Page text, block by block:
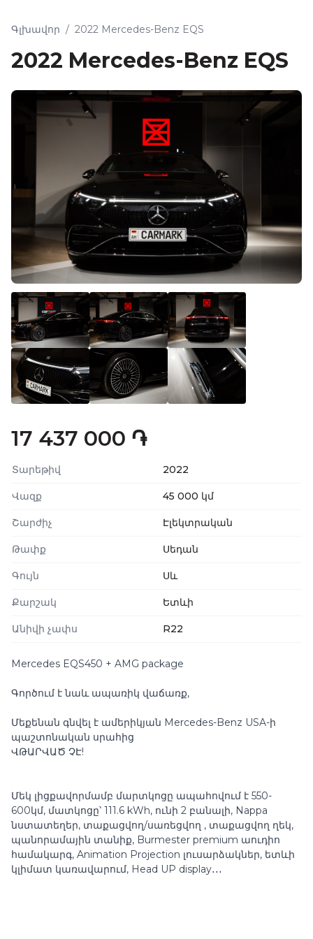
Գլխավոր / 2022 Mercedes-Benz EQS
2022 Mercedes-Benz EQS
17 437 000 ֏
Տարեթիվ 2022
Վազք 45 000 կմ
Շարժիչ Էլեկտրական
Թափք Սեդան
Գույն Սև
Քարշակ Ետևի
Անիվի չափս R22
Mercedes EQS450 + AMG package
Գործում է նաև ապառիկ վաճառք,
Մեքենան գնվել է ամերիկյան Mercedes-Benz USA-ի
պաշտոնական սրահից
ՎԹԱՐՎԱԾ ՉԷ!
Մեկ լիցքավորմամբ մարտկոցը ապահովում է 550-
600կմ, մատկոցը՝ 111.6 kWh, ունի 2 բանալի, Nappa
նստատեղեր, տաքացվող/սառեցվող , տաքացվող ղեկ,
պանորամային տանիք, Burmester premium աուդիո
համակարգ, Animation Projection լուսարձակներ, ետևի
կլիմատ կառավարում, Head UP display․․․